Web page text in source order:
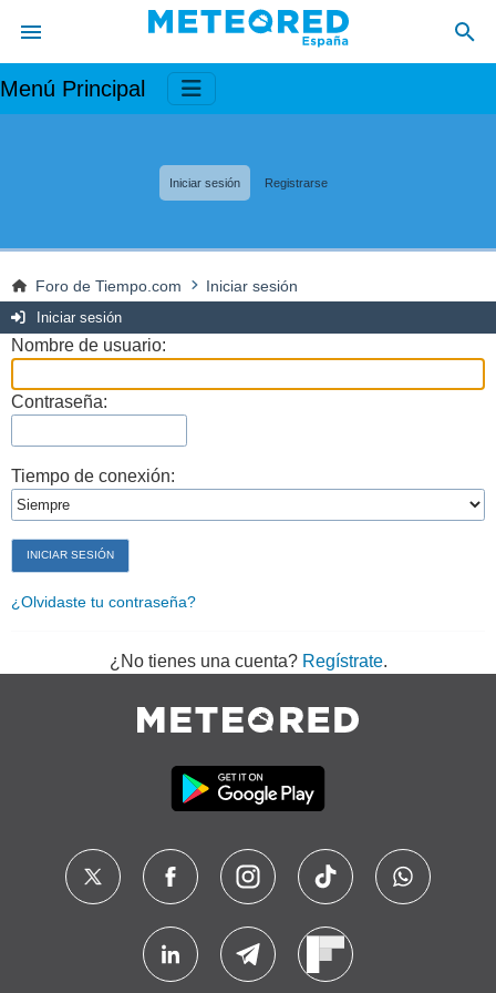
Menú Principal
Iniciar sesión Registrarse
Foro de Tiempo.com Iniciar sesión
Iniciar sesión
Nombre de usuario:
Contraseña:
Tiempo de conexión:
¿Olvidaste tu contraseña?
¿No tienes una cuenta? Regístrate.